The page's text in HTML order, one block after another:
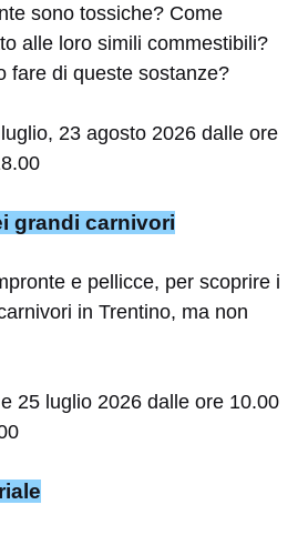
sono tossiche? Come
alle loro simili commestibili?
fare di queste sostanze?
23 agosto 2026 dalle ore
grandi carnivori
e pellicce, per scoprire i
in Trentino, ma non
25 luglio 2026 dalle ore 10.00